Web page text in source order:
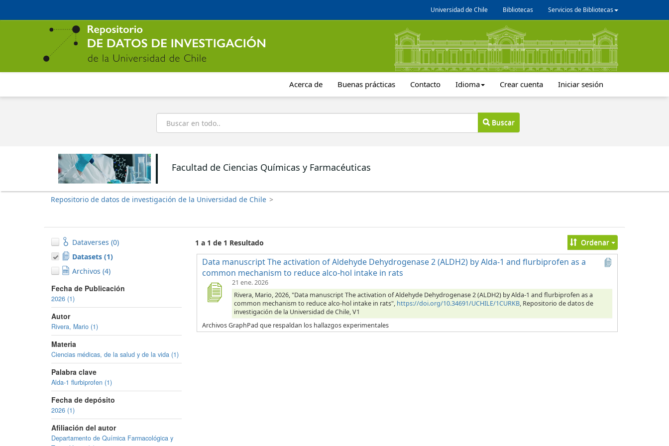
contenido
Universidad de Chile Bibliotecas Servicios de Bibliotecas
Acerca de Buenas prácticas Contacto Idioma Crear cuenta Iniciar sesión
Buscar
Buscar
Facultad de Ciencias Químicas y Farmacéuticas
Repositorio de datos de investigación de la Universidad de Chile >
Dataverses (0)
Datasets (1)
Archivos (4)
Fecha de Publicación
2026 (1)
Autor
Rivera, Mario (1)
Materia
Ciencias médicas, de la salud y de la vida (1)
Palabra clave
Alda-1 flurbiprofen (1)
Fecha de depósito
2026 (1)
Afiliación del autor
Departamento de Química Farmacológica y
1 a 1 de 1 Resultado Ordenar
Data manuscript The activation of Aldehyde Dehydrogenase 2 (ALDH2) by Alda-1 and flurbiprofen as a
common mechanism to reduce alco-hol intake in rats
21 ene. 2026
Rivera, Mario, 2026, "Data manuscript The activation of Aldehyde Dehydrogenase 2 (ALDH2) by Alda-1 and flurbiprofen as a
common mechanism to reduce alco-hol intake in rats", https://doi.org/10.34691/UCHILE/1CURKB, Repositorio de datos de
investigación de la Universidad de Chile, V1
Archivos GraphPad que respaldan los hallazgos experimentales